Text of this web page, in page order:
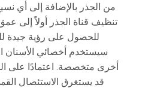
من الجذر بالإضافة إلى أي
للحصول على رؤية جيدة
سيستخدم أخصائي الأسنان
أخرى متخصصة. اعتمادًا على
قد يستغرق الاستئصال